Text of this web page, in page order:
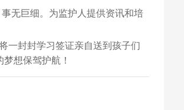
无巨细。为监护人提供资讯和培
一封封学习签证亲自送到孩子们
想保驾护航！